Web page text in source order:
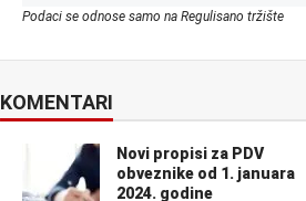
Podaci se odnose samo na Regulisano tržište
KOMENTARI
Novi propisi za PDV
obveznike od 1. januara
2024. godine